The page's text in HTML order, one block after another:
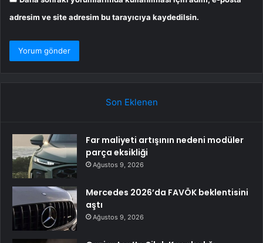
adresim ve site adresim bu tarayıcıya kaydedilsin.
Son Eklenen
Far maliyeti artışının nedeni modüler
parça eksikliği
Ağustos 9, 2026
Mercedes 2026’da FAVÖK beklentisini
aştı
Ağustos 9, 2026